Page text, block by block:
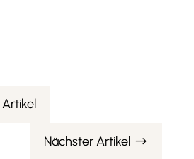
Nächster Artikel $